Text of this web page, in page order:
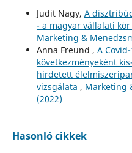
Judit Nagy, A
- a magyar vállalati
Marketing &
Anna Freund , A
következményeként
hirdetett
vizsgálata , Marketing
(2022)
Hasonló cikkek